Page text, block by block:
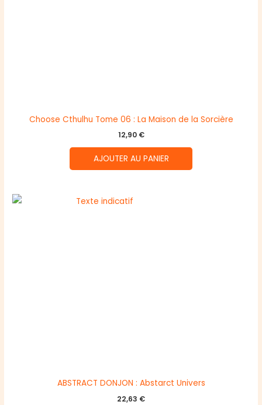
Choose Cthulhu Tome 06 : La Maison de la Sorcière
12,90 €
AJOUTER AU PANIER
ABSTRACT DONJON : Abstarct Univers
22,63 €